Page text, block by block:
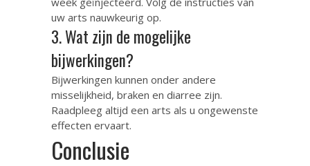
uw arts nauwkeurig op.
3. Wat zijn de mogelijke
bijwerkingen?
Bijwerkingen kunnen onder andere
misselijkheid, braken en diarree zijn.
Raadpleeg altijd een arts als u ongewenste
effecten ervaart.
Conclusie